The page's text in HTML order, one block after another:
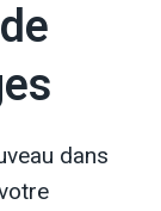
dans